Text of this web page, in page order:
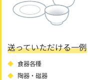
送っていただける一例
食器各種
陶器・磁器